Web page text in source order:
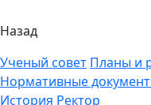
Назад
Ученый совет Планы и
Нормативные
История Ректор